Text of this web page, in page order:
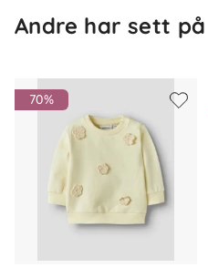
30 % resirkulert
Maskinvaskes på 40 °C.
tørketromles, strykes eller
Andre har sett på
70%